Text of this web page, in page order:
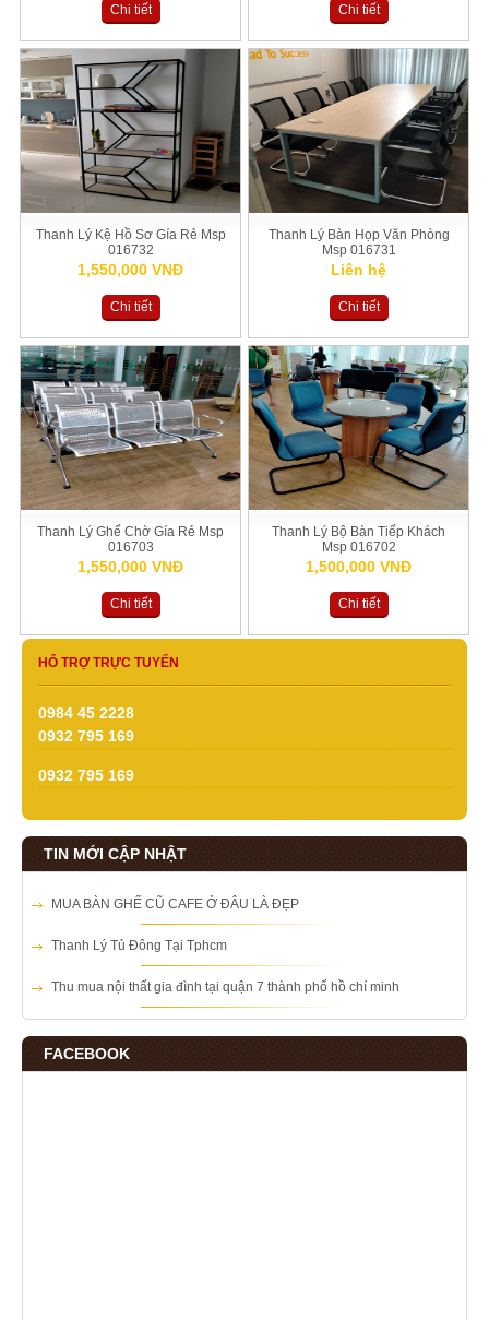
Chi tiết Chi tiết
Thanh Lý Kệ Hồ Sơ Gía Rẻ Msp
016732
1,550,000 VNĐ
Chi tiết
Thanh Lý Bàn Họp Văn Phòng
Msp 016731
Liên hệ
Chi tiết
Thanh Lý Ghế Chờ Gía Rẻ Msp
016703
1,550,000 VNĐ
Chi tiết
Thanh Lý Bộ Bàn Tiếp Khách
Msp 016702
1,500,000 VNĐ
Chi tiết
HỔ TRỢ TRỰC TUYẾN
0984 45 2228
0932 795 169
0932 795 169
TIN MỚI CẬP NHẬT
MUA BÀN GHẾ CŨ CAFE Ở ĐÂU LÀ ĐẸP
Thanh Lý Tủ Đông Tại Tphcm
Thu mua nội thất gia đình tại quận 7 thành phố hồ chí minh
FACEBOOK